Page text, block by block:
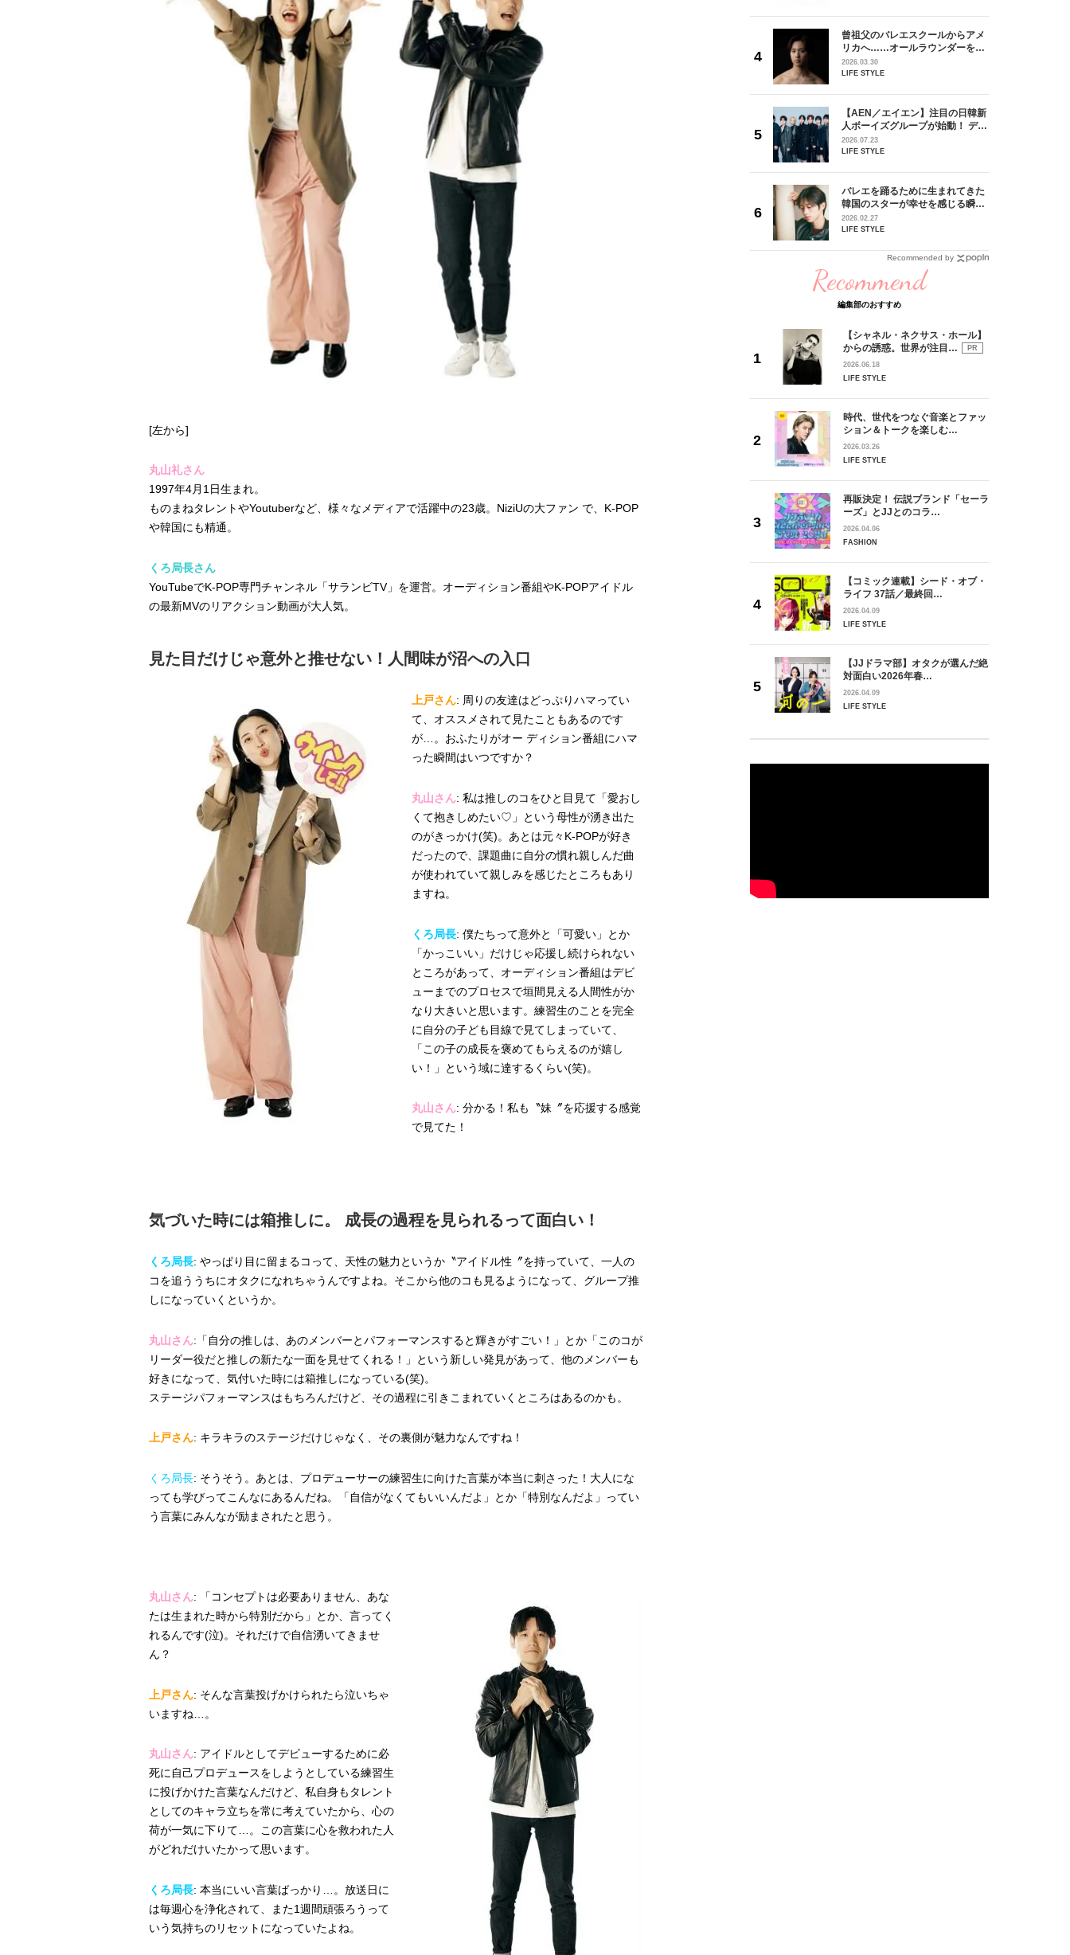
[左から]
丸山礼さん
1997年4月1日生まれ。
ものまねタレントやYoutuberなど、様々なメディアで活躍中の23歳。NiziUの大ファン で、K-POP
や韓国にも精通。
くろ局長さん
YouTubeでK-POP専門チャンネル「サランビTV」を運営。オーディション番組やK-POPアイドル
の最新MVのリアクション動画が大人気。
見た目だけじゃ意外と推せない！人間味が沼への入口
上戸さん: 周りの友達はどっぷりハマってい
て、オススメされて見たこともあるのです
が…。おふたりがオー ディション番組にハマ
った瞬間はいつですか？
丸山さん: 私は推しのコをひと目見て「愛おし
くて抱きしめたい♡」という母性が湧き出た
のがきっかけ(笑)。あとは元々K-POPが好き
だったので、課題曲に自分の慣れ親しんだ曲
が使われていて親しみを感じたところもあり
ますね。
くろ局長: 僕たちって意外と「可愛い」とか
「かっこいい」だけじゃ応援し続けられない
ところがあって、オーディション番組はデビ
ューまでのプロセスで垣間見える人間性がか
なり大きいと思います。練習生のことを完全
に自分の子ども目線で見てしまっていて、
「この子の成長を褒めてもらえるのが嬉し
い！」という域に達するくらい(笑)。
丸山さん: 分かる！私も〝妹〞を応援する感覚
で見てた！
気づいた時には箱推しに。 成長の過程を見られるって面白い！
くろ局長: やっぱり目に留まるコって、天性の魅力というか〝アイドル性〞を持っていて、一人の
コを追ううちにオタクになれちゃうんですよね。そこから他のコも見るようになって、グループ推
しになっていくというか。
丸山さん:「自分の推しは、あのメンバーとパフォーマンスすると輝きがすごい！」とか「このコが
リーダー役だと推しの新たな一面を見せてくれる！」という新しい発見があって、他のメンバーも
好きになって、気付いた時には箱推しになっている(笑)。
ステージパフォーマンスはもちろんだけど、その過程に引きこまれていくところはあるのかも。
上戸さん: キラキラのステージだけじゃなく、その裏側が魅力なんですね！
くろ局長: そうそう。あとは、プロデューサーの練習生に向けた言葉が本当に刺さった！大人にな
っても学びってこんなにあるんだね。「自信がなくてもいいんだよ」とか「特別なんだよ」ってい
う言葉にみんなが励まされたと思う。
丸山さん: 「コンセプトは必要ありません、あな
たは生まれた時から特別だから」とか、言ってく
れるんです(泣)。それだけで自信湧いてきませ
ん？
上戸さん: そんな言葉投げかけられたら泣いちゃ
いますね…。
丸山さん: アイドルとしてデビューするために必
死に自己プロデュースをしようとしている練習生
に投げかけた言葉なんだけど、私自身もタレント
としてのキャラ立ちを常に考えていたから、心の
荷が一気に下りて…。この言葉に心を救われた人
がどれだけいたかって思います。
くろ局長: 本当にいい言葉ばっかり…。放送日に
は毎週心を浄化されて、また1週間頑張ろうって
いう気持ちのリセットになっていたよね。
品〉
【J’s Picks】J-GIRL早坂萌香の
徹底した日焼けケア！ でも、いち
ばん大切なのは…〈ビューティ＆
ファッション夏の必需品〉
2026.07.24
【注目アーティストRainy。っ
て？】自称“コスメオタク見習
い”のポーチの中身、拝見しま
【体験レポ】 ニュウマン高輪！
uka新店舗「uka store / Care &
Share」でネイルケア体験！JJア
フタヌーンティー来場者限定チケ
曾祖父のバレエスクールからアメ
リカへ……オールラウンダーを目
指すダンサーは踊ることが好きす
ぎる【王子様の推しドコロ】
2026.03.30
LIFE STYLE
【AEN／エイエン】注目の日韓新
人ボーイズグループが始動！ デビ
ュー目前のフレッシュな面々を独
占インタビュー。7人の魅力に迫
2026.07.23
LIFE STYLE
バレエを踊るために生まれてきた
韓国のスターが幸せを感じる瞬間
【王子様の推しドコロ】vol.28
チョン・ミンチョルさん
2026.02.27
LIFE STYLE
Recommended by
Recommend
編集部のおすすめ
【シャネル・ネクサス・ホール】
からの誘惑。世界が注目…
PR
2026.06.18
LIFE STYLE
時代、世代をつなぐ音楽とファッ
ション＆トークを楽しむ…
2026.03.26
LIFE STYLE
再販決定！ 伝説ブランド「セーラ
ーズ」とJJとのコラ…
2026.04.06
FASHION
【コミック連載】シード・オブ・
ライフ 37話／最終回…
2026.04.09
LIFE STYLE
【JJドラマ部】オタクが選んだ絶
対面白い2026年春…
2026.04.09
LIFE STYLE